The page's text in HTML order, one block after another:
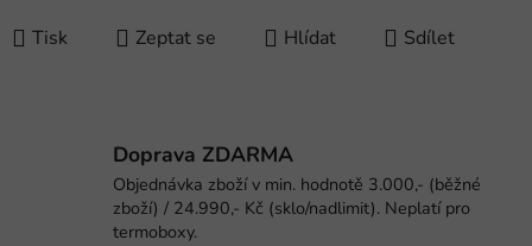
Tisk Zeptat se Hlídat Sdílet
Doprava ZDARMA
Objednávka zboží v min. hodnotě 3.000,- (běžné
zboží) / 24.990,- Kč (sklo/nadlimit). Neplatí pro
termoboxy.